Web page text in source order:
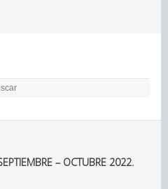
– OCTUBRE 2022.